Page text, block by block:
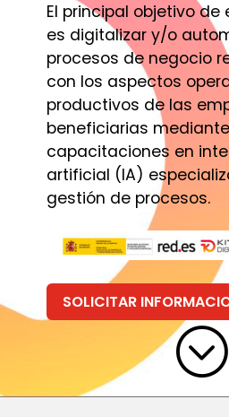
El principal objetivo
es digitalizar y/o
procesos de negocio
con los aspectos
productivos de las
beneficiarias mediante
capacitaciones en
artificial (IA)
gestión de procesos.
SOLICITAR
;